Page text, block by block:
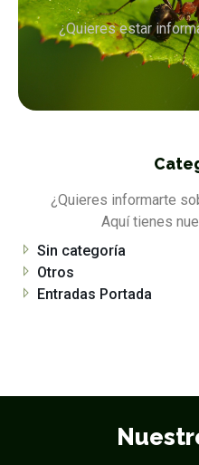
¿Quieres estar
¿Quieres informarte
Aquí tienes
Sin categoría
Otros
Entradas Portada